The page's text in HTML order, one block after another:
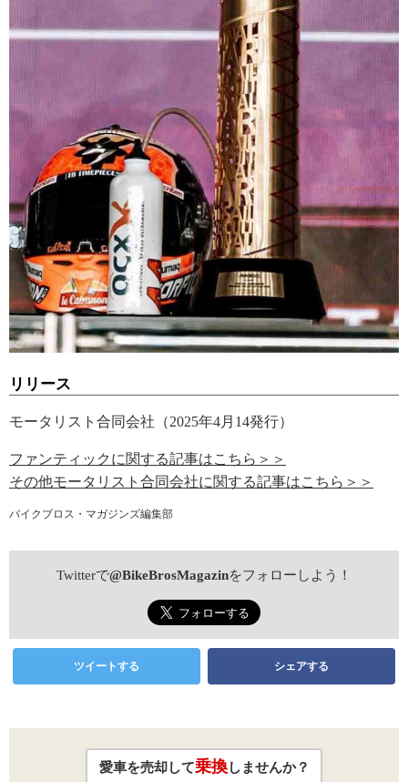
リリース
モータリスト合同会社（2025年4月14発行）
ファンティックに関する記事はこちら＞＞
その他モータリスト合同会社に関する記事はこちら＞＞
バイクブロス・マガジンズ編集部
Twitterで@BikeBrosMagazinをフォローしよう！
ツイートする シェアする
愛車を売却して乗換しませんか？